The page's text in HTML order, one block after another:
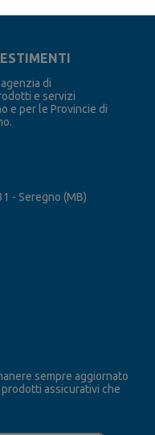
di
e servizi
e per le Provincie di
- Seregno (MB)
sempre aggiornato
assicurativi che